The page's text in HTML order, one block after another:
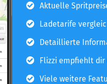
Aktuelle
Ladetarife
Detaillierte
Flizzi empfiehlt
Viele weitere